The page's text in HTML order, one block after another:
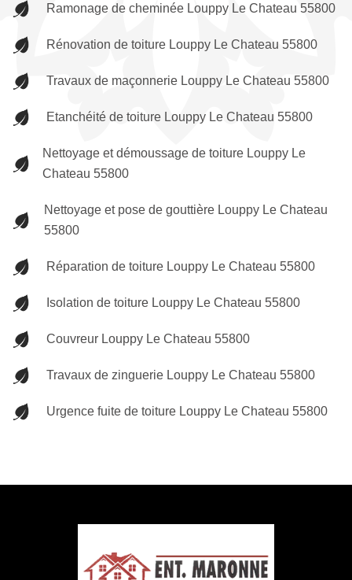
Ramonage de cheminée Louppy Le Chateau 55800
Rénovation de toiture Louppy Le Chateau 55800
Travaux de maçonnerie Louppy Le Chateau 55800
Etanchéité de toiture Louppy Le Chateau 55800
Nettoyage et démoussage de toiture Louppy Le
Chateau 55800
Nettoyage et pose de gouttière Louppy Le Chateau
55800
Réparation de toiture Louppy Le Chateau 55800
Isolation de toiture Louppy Le Chateau 55800
Couvreur Louppy Le Chateau 55800
Travaux de zinguerie Louppy Le Chateau 55800
Urgence fuite de toiture Louppy Le Chateau 55800